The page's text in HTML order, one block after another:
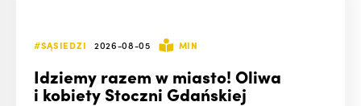
#SĄSIEDZI 2026-08-05 MIN
Idziemy razem w miasto! Oliwa
i kobiety Stoczni Gdańskiej